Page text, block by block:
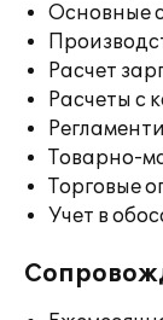
Основные
Расчет
Расчеты с
Товарно-
Торговые
Учет в